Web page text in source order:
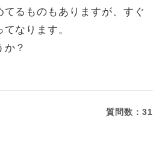
てるものもありますが、すぐ
なります。
？
質問数：31